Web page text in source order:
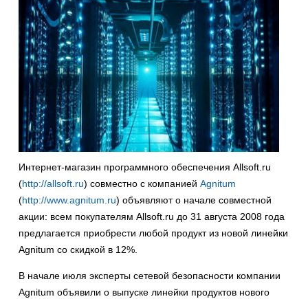
Интернет-магазин программного обеспечения Allsoft.ru
(http://allsoft.ru) совместно с компанией Agnitum
(http://www.agnitum.ru) объявляют о начале совместной
акции: всем покупателям Allsoft.ru до 31 августа 2008 года
предлагается приобрести любой продукт из новой линейки
Agnitum со скидкой в 12%.
В начале июля эксперты сетевой безопасности компании
Agnitum объявили о выпуске линейки продуктов нового